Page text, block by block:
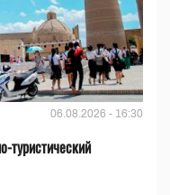
06.08.2026 - 16:30
туристический